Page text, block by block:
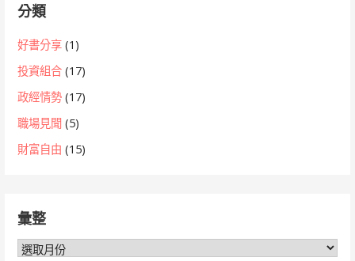
分類
好書分享 (1)
投資組合 (17)
政經情勢 (17)
職場見聞 (5)
財富自由 (15)
彙整
彙